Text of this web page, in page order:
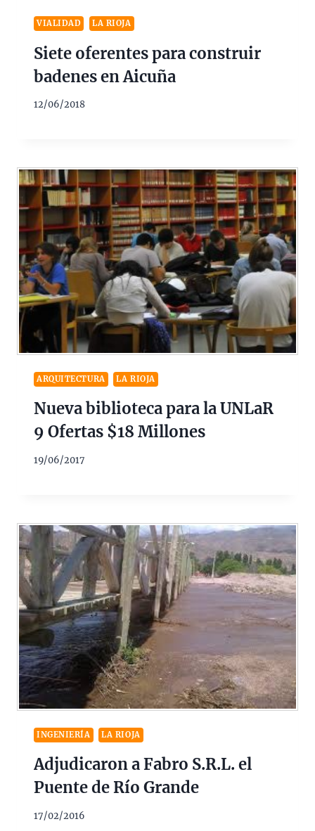
VIALIDAD LA RIOJA
Siete oferentes para construir
badenes en Aicuña
12/06/2018
ARQUITECTURA LA RIOJA
Nueva biblioteca para la UNLaR
9 Ofertas $18 Millones
19/06/2017
INGENIERÍA LA RIOJA
Adjudicaron a Fabro S.R.L. el
Puente de Río Grande
17/02/2016